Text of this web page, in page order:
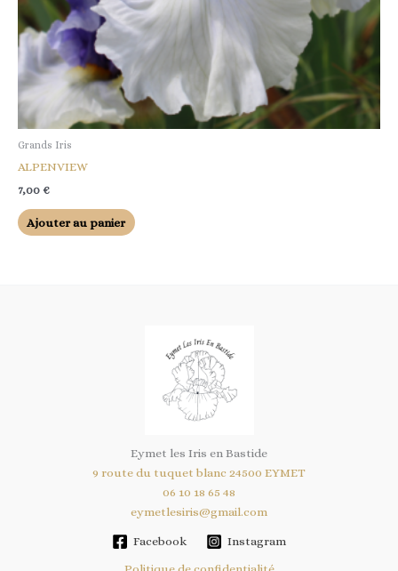
Grands Iris
ALPENVIEW
7,00 €
Ajouter au panier
Eymet les Iris en Bastide
9 route du tuquet blanc 24500 EYMET
06 10 18 65 48
eymetlesiris@gmail.com
Facebook Instagram